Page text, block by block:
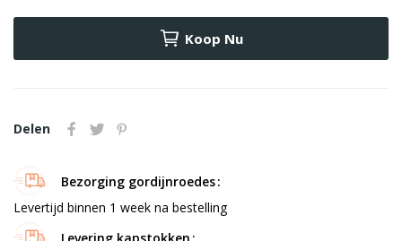
Koop Nu
Delen
Bezorging gordijnroedes
Levertijd binnen 1 week na bestelling
Levering kapstokken